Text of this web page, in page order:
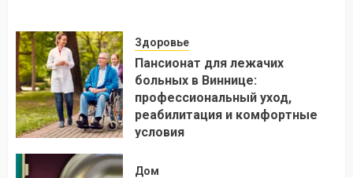
Здоровье
Пансионат для лежачих
больных в Виннице:
профессиональный уход,
реабилитация и комфортные
условия
Дом